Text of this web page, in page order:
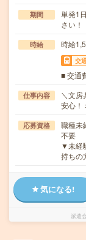
期間
単発1
さい
時給 時給
交
■ 交通
仕事内容
＼文房
安心
応募資格
職種未
不要
▼未経
持ちの
気になる!
派遣